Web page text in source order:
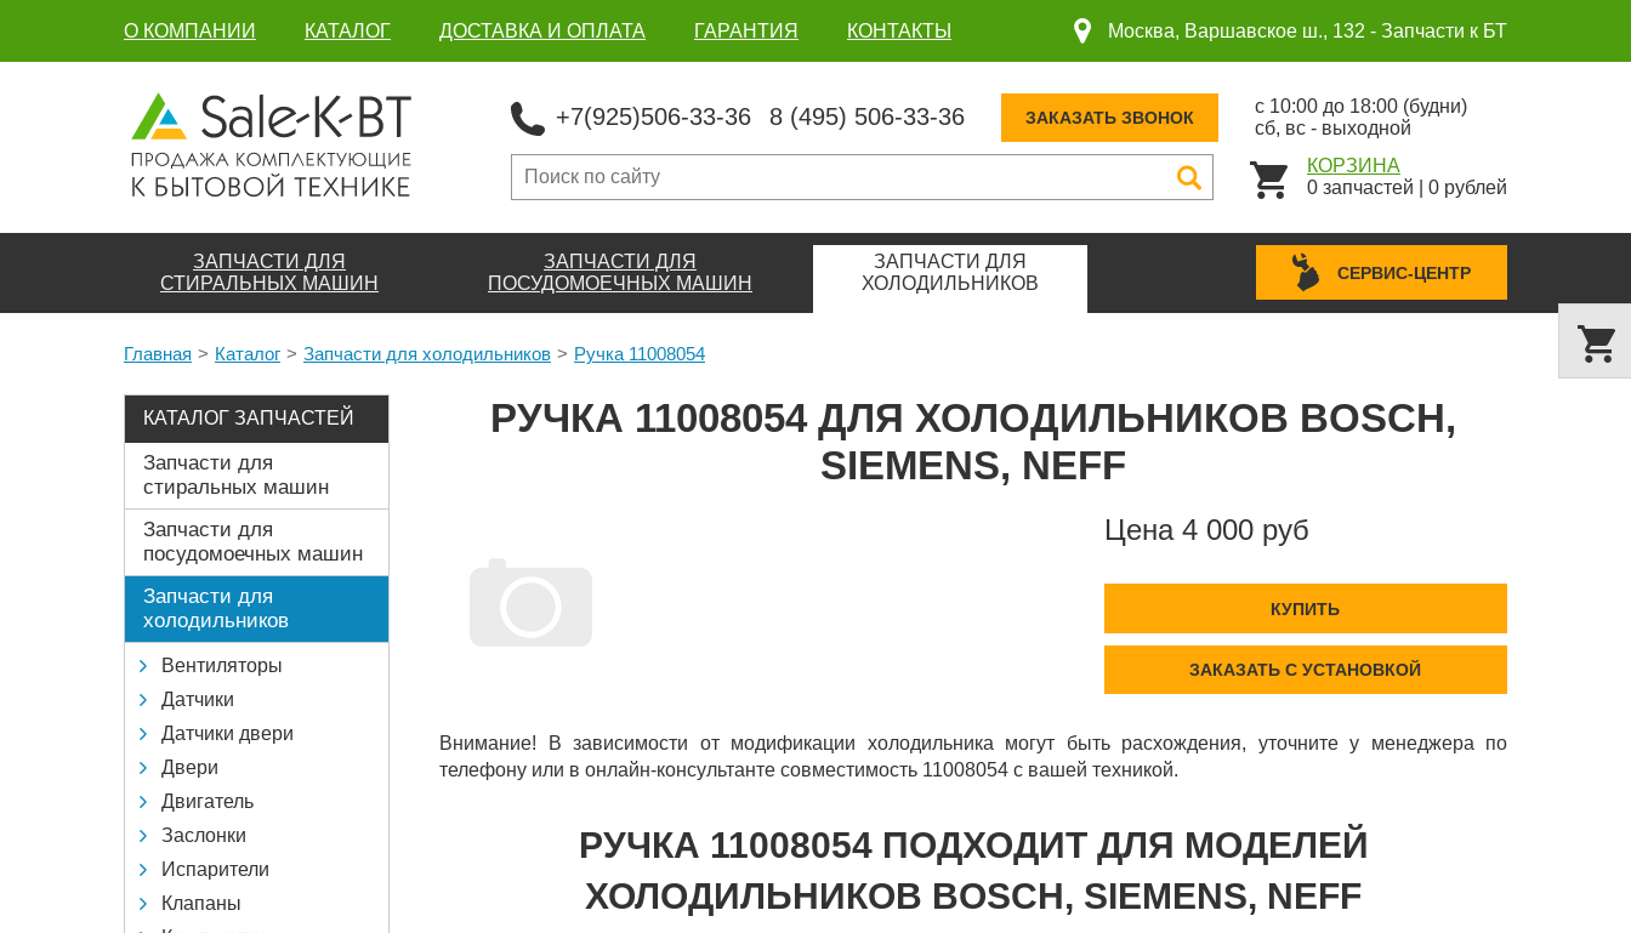
О КОМПАНИИ КАТАЛОГ ДОСТАВКА И ОПЛАТА ГАРАНТИЯ КОНТАКТЫ Москва, Варшавское ш., 132 - Запчасти к БТ
+7(925)506-33-36 8 (495) 506-33-36 ЗАКАЗАТЬ ЗВОНОК
с 10:00 до 18:00 (будни)
сб, вс - выходной
КОРЗИНА
0 запчастей 0 рублей
ЗАПЧАСТИ ДЛЯ
СТИРАЛЬНЫХ МАШИН
ЗАПЧАСТИ ДЛЯ
ПОСУДОМОЕЧНЫХ МАШИН
ЗАПЧАСТИ ДЛЯ
ХОЛОДИЛЬНИКОВ
СЕРВИС-ЦЕНТР
Главная Каталог Запчасти для холодильников Ручка 11008054
КАТАЛОГ ЗАПЧАСТЕЙ
Запчасти для
стиральных машин
Запчасти для
посудомоечных машин
Запчасти для
холодильников
Вентиляторы
Датчики
Датчики двери
Двери
Двигатель
Заслонки
Испарители
Клапаны
РУЧКА 11008054 ДЛЯ ХОЛОДИЛЬНИКОВ BOSCH,
SIEMENS, NEFF
Цена 4 000 руб
КУПИТЬ
ЗАКАЗАТЬ С УСТАНОВКОЙ
Внимание! В зависимости от модификации холодильника могут быть расхождения, уточните у менеджера по
телефону или в онлайн-консультанте совместимость 11008054 с вашей техникой.
РУЧКА 11008054 ПОДХОДИТ ДЛЯ МОДЕЛЕЙ
ХОЛОДИЛЬНИКОВ BOSCH, SIEMENS, NEFF